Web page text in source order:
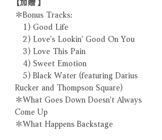
＊Bonus Tracks:
1) Good Life
2) Love's Lookin' Good On You
3) Love This Pain
4) Sweet Emotion
5) Black Water (featuring Darius
Rucker and Thompson Square)
＊What Goes Down Doesn't Always
Come Up
＊What Happens Backstage